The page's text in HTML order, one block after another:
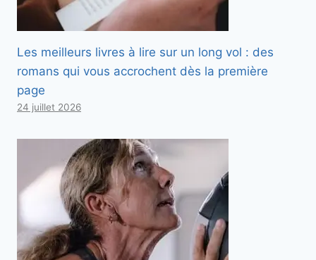
Les meilleurs livres à lire sur un long vol : des
romans qui vous accrochent dès la première
page
24 juillet 2026